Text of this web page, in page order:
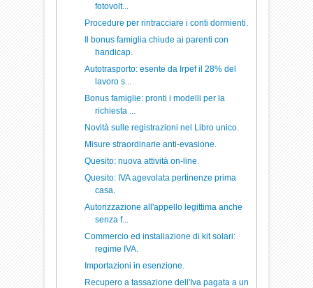
fotovolt...
Procedure per rintracciare i conti dormienti.
Il bonus famiglia chiude ai parenti con
handicap.
Autotrasporto: esente da Irpef il 28% del
lavoro s...
Bonus famiglie: pronti i modelli per la
richiesta ...
Novità sulle registrazioni nel Libro unico.
Misure straordinarie anti-evasione.
Quesito: nuova attività on-line.
Quesito: IVA agevolata pertinenze prima
casa.
Autorizzazione all'appello legittima anche
senza f...
Commercio ed installazione di kit solari:
regime IVA.
Importazioni in esenzione.
Recupero a tassazione dell'Iva pagata a un